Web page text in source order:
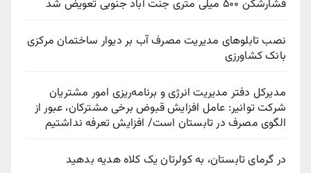
فشارشکن ۵۰۰ میلی متری جنت آباد جنوبی تعویض شد
نصب تابلوهای مدیریت مصرف آب بر دیوار ساختمان مرکزی
بانک کشاورزی
مدیرکل دفتر مدیریت انرژی و برنامه‌ریزی امور مشتریان
شرکت توانیر: عامل افزایش قبوض برخی مشترکان، عبور از
الگوی مصرف در تابستان است/ افزایش تعرفه نداشتیم
در گرمای تابستان، به کولرتان یک کلاه هدیه بدهید